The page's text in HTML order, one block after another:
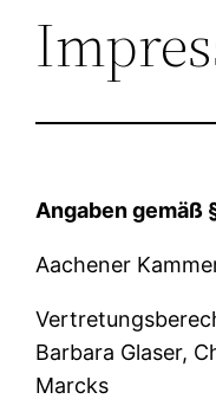
Angaben gemäß
Aachener
Barbara Glaser,
Marcks